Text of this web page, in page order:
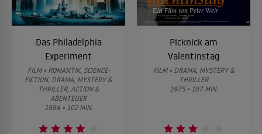
Das Philadelphia
Experiment
FILM • ROMANTIK, SCIENCE-
FICTION, DRAMA, MYSTERY &
THRILLER, ACTION &
ABENTEUER
1984 • 102 MIN.
Picknick am
Valentinstag
FILM • DRAMA, MYSTERY &
THRILLER
1975 • 107 MIN.